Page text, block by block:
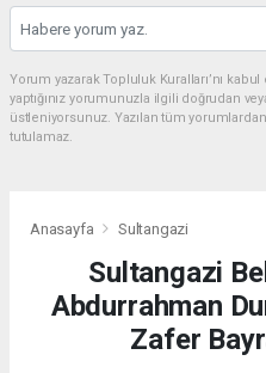
Yorum yazarak Topluluk Kuralları’nı
yaptığınız yorumunuzla ilgili doğrudan
üstleniyorsunuz. Yazılan tüm
tutulamaz.
Anasayfa Sultangazi
Sultangazi
Abdurrahman
Zafer